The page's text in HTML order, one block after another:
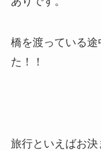
橋を渡っている
た！！
旅行といえばお